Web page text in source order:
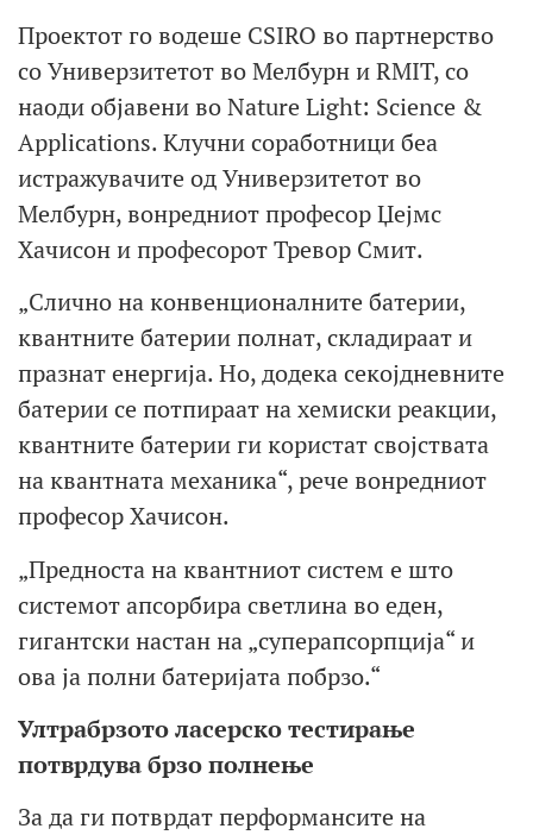
Проектот го водеше CSIRO во партнерство
со Универзитетот во Мелбурн и RMIT, со
наоди објавени во Nature Light: Science &
Applications. Клучни соработници беа
истражувачите од Универзитетот во
Мелбурн, вонредниот професор Џејмс
Хачисон и професорот Тревор Смит.
„Слично на конвенционалните батерии,
квантните батерии полнат, складираат и
празнат енергија. Но, додека секојдневните
батерии се потпираат на хемиски реакции,
квантните батерии ги користат својствата
на квантната механика“, рече вонредниот
професор Хачисон.
„Предноста на квантниот систем е што
системот апсорбира светлина во еден,
гигантски настан на „суперапсорпција“ и
ова ја полни батеријата побрзо.“
Ултрабрзото ласерско тестирање
потврдува брзо полнење
За да ги потврдат перформансите на